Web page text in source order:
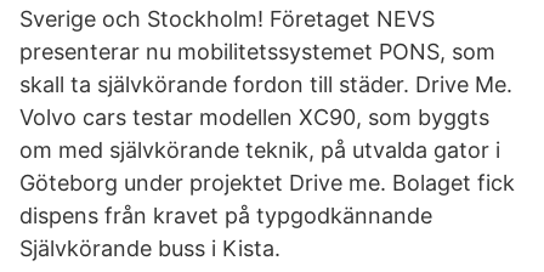
Sverige och Stockholm! Företaget NEVS
presenterar nu mobilitetssystemet PONS, som
skall ta självkörande fordon till städer. Drive Me.
Volvo cars testar modellen XC90, som byggts
om med självkörande teknik, på utvalda gator i
Göteborg under projektet Drive me. Bolaget fick
dispens från kravet på typgodkännande
Självkörande buss i Kista.